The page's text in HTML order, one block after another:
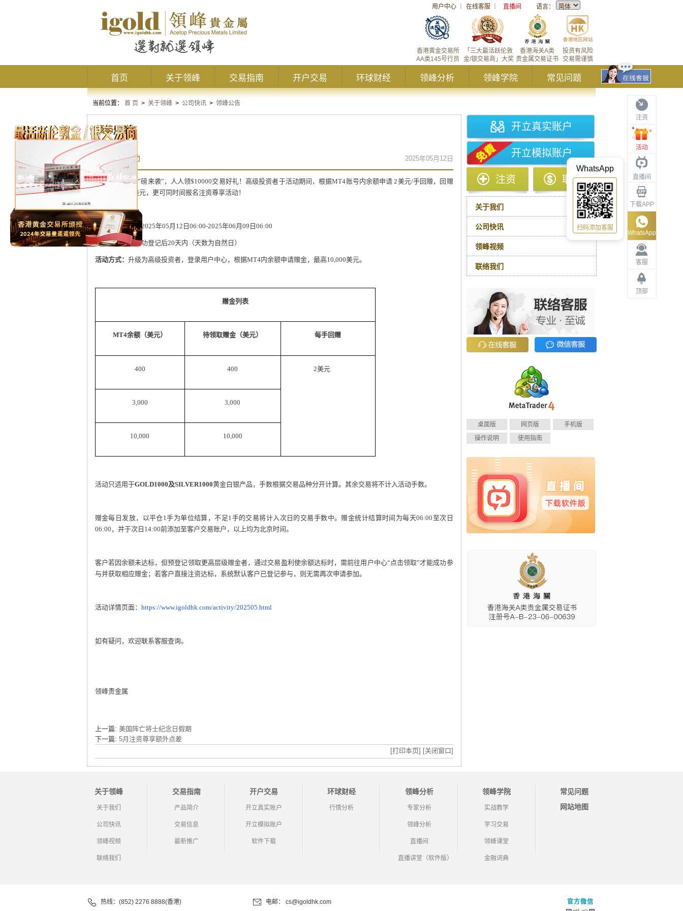
用户中心 在线客服 直播间 语言：
投资有风险
交易需谨慎
香港海关A类
贵金属交易证书
「三大最活跃伦敦
金/银交易商」大奖
香港黄金交易所
AA类145号行员
首页 关于领峰 交易指南 开户交易 环球财经 领峰分析 领峰学院 常见问题
注资
活动
直播间
下载APP
客服
顶部
WhatsApp
WhatsApp
扫码添加客服
当前位置： 首 页 > 关于领峰 > 公司快讯 > 领峰公告
领峰公告
5月赠金活动 2025年05月12日
端午好礼，“粽”磅来袭”，人人领$10000交易好礼！ 高级投资者于活动期间，根据MT4账号内余额申请 2美元/手回赠，回赠
最高达10000美元，更可同时间报名注资尊享活动！
赠金申请时间：2025年05月12日06:00-2025年06月09日06:00
赠金有效期：成功登记后20天内（天数为自然日）
活动方式： 升级为高级投资者，登录用户中心，根据MT4内余额申请赠金，最高10,000美元。
赠金列表
MT4余额（美元） 待领取赠金（美元） 每手回赠
400 400 2美元
3,000 3,000
10,000 10,000
活动只适用于GOLD1000及SILVER1000黄金白银产品，手数根据交易品种分开计算。其余交易将不计入活动手数。
赠金每日发放，以平仓1手为单位结算，不足1手的交易将计入次日的交易手数中。赠金统计结算时间为每天06:00至次日
06:00，并于次日14:00前添加至客户交易账户，以上均为北京时间。
客户若因余额未达标，但预登记领取更高层级赠金者，通过交易盈利使余额达标时，需前往用户中心“点击领取”才能成功参
与并获取相应赠金；若客户直接注资达标，系统默认客户已登记参与，则无需再次申请参加。
活动详情页面： https://www.igoldhk.com/activity/202505.html
如有疑问，欢迎联系客服查询。
领峰贵金属
上一篇: 美国阵亡将士纪念日假期
下一篇: 5月注资尊享额外点差
[打印本页] [关闭窗口]
开立真实账户
开立模拟账户
注资 取款
关于我们
公司快讯
领峰视频
联络我们
桌面版 网页版
手机版
操作说明
使用指南
关于领峰
关于我们
公司快讯
领峰视频
联络我们
交易指南
产品简介
交易信息
最新推广
开户交易
开立真实账户
开立模拟账户
软件下载
环球财经
行情分析
领峰分析
专家分析
领峰分析
直播间
直播讲堂（软件版）
领峰学院
实战教学
学习交易
领峰课堂
金融词典
常见问题
网站地图
热线：(852) 2276 8888(香港) 电邮： cs@igoldhk.com 官方微信